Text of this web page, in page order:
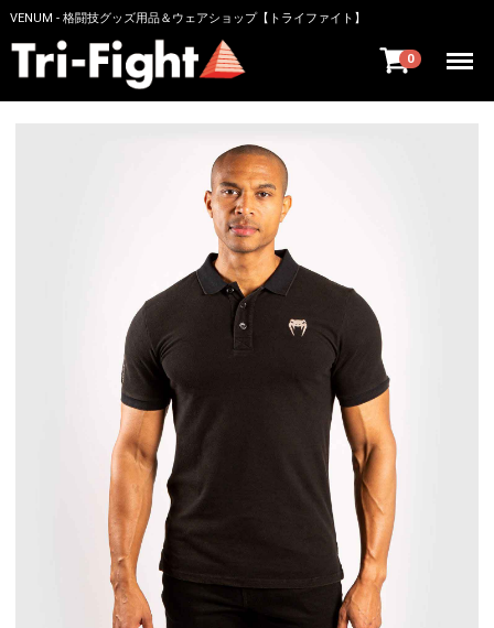
VENUM - 格闘技グッズ用品＆ウェアショップ【トライファイト】
0 Menu